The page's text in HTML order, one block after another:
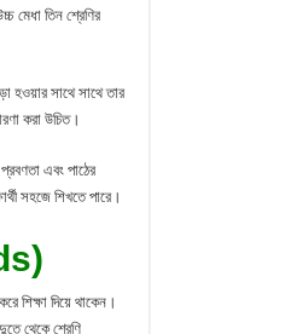
মেধা তিন শ্রেণির
হওয়ার সাথে সাথে তার
করা উচিত।
এবং পাঠের
সহজে শিখতে পারে।
শিক্ষা দিয়ে থাকেন।
থেকে শ্রেণি